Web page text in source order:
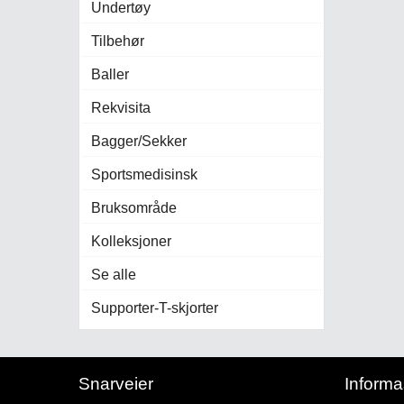
Undertøy
Tilbehør
Baller
Rekvisita
Bagger/Sekker
Sportsmedisinsk
Bruksområde
Kolleksjoner
Se alle
Supporter-T-skjorter
Snarveier